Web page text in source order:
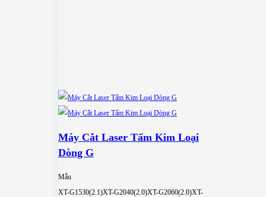
Máy Cắt Laser Tấm Kim Loại
Dòng G
Mẫu
XT-G1530(2.1)XT-G2040(2.0)XT-G2060(2.0)XT-